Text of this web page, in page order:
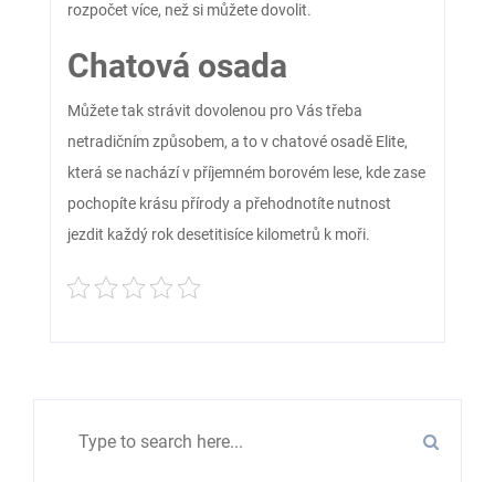
rozpočet více, než si můžete dovolit.
Chatová osada
Můžete tak strávit dovolenou pro Vás třeba
netradičním způsobem, a to v chatové osadě Elite,
která se nachází v příjemném borovém lese, kde zase
pochopíte krásu přírody a přehodnotíte nutnost
jezdit každý rok desetitisíce kilometrů k moři.